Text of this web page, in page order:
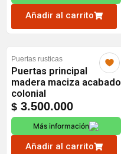
Añadir al carrito
Puertas rusticas
Puertas principal
madera maciza acabado
colonial
$ 3.500.000
Más información
Añadir al carrito